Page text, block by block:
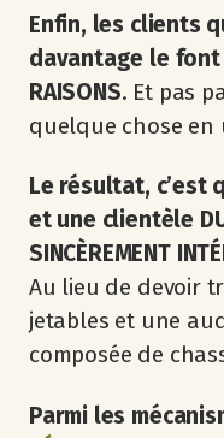
Enfin, les clients
davantage le font
RAISONS. Et pas
quelque chose en
Le résultat, c’est
et une clientèle
SINCÈREMENT
Au lieu de devoir
jetables et une
composée de
Parmi les